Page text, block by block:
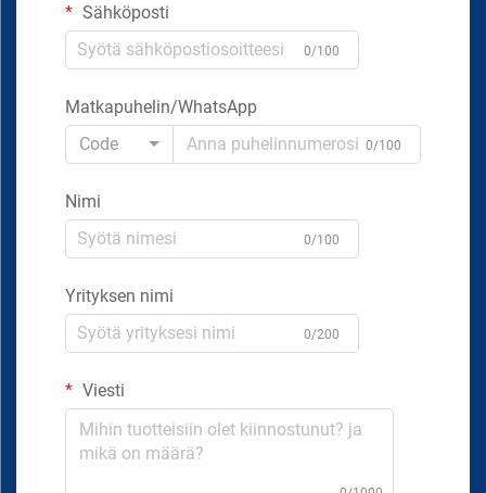
Sähköposti
0/100
Matkapuhelin/WhatsApp
Code
0/100
Nimi
0/100
Yrityksen nimi
0/200
Viesti